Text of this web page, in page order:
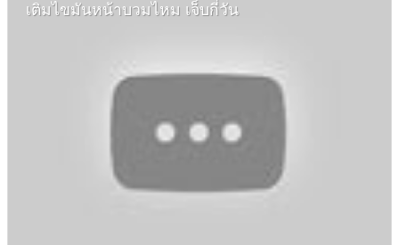
เติมไขมันหน้าบวมไหม เจ็บกี่วัน